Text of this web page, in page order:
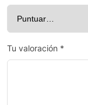
Tu valoración *